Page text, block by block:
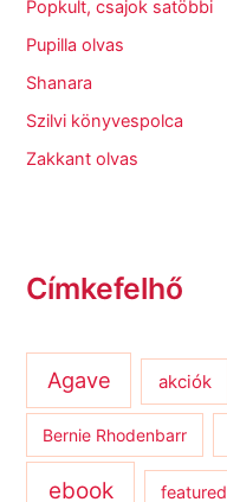
Popkult, csajok satöbbi
Pupilla olvas
Shanara
Szilvi könyvespolca
Zakkant olvas
Címkefelhő
Agave akciók
Bernie Rhodenbarr
ebook featured